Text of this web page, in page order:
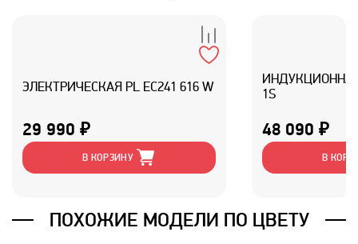
ЭЛЕКТРИЧЕСКАЯ PL EC241 616 W
29 990 ₽
В КОРЗИНУ
ИНДУКЦИОННАЯ
1S
48 090 ₽
В
ПОХОЖИЕ МОДЕЛИ ПО ЦВЕТУ